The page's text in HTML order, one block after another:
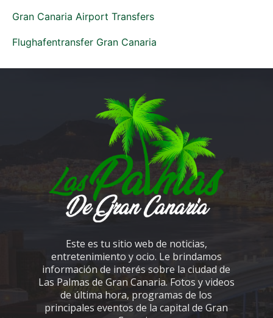
Gran Canaria Airport Transfers
Flughafentransfer Gran Canaria
Este es tu sitio web de noticias,
entretenimiento y ocio. Le brindamos
información de interés sobre la ciudad de
Las Palmas de Gran Canaria. Fotos y videos
de última hora, programas de los
principales eventos de la capital de Gran